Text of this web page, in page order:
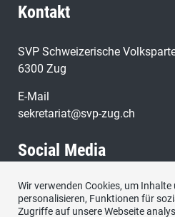
Kontakt
SVP Schweizerische
6300 Zug
E-Mail
sekretariat@svp-zug.ch
Social Media
Besuchen Sie uns bei:
Wir verwenden Cookies, um Inhalte
personalisieren, Funktionen für
Zugriffe auf unsere Webseite